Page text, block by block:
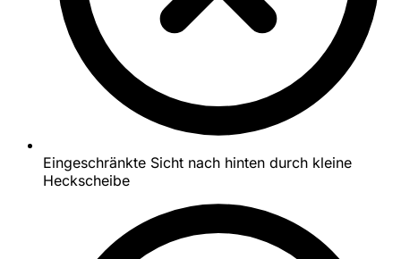
Eingeschränkte Sicht nach hinten durch kleine
Heckscheibe